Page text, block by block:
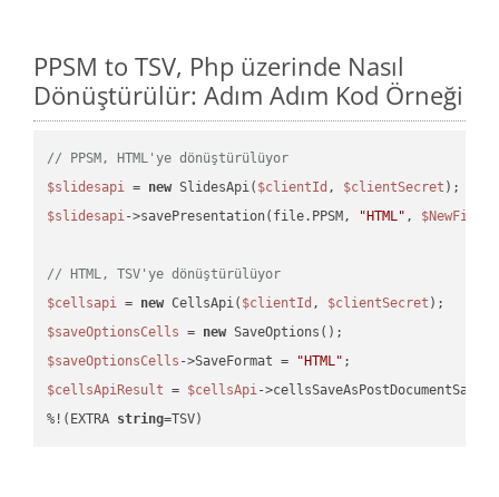
PPSM to TSV, Php üzerinde Nasıl
Dönüştürülür: Adım Adım Kod Örneği
// PPSM, HTML'ye dönüştürülüyor
$slidesapi = new SlidesApi( $clientId , $clientSecret
$slidesapi->savePresentation(file.PPSM, "HTML" , $NewFile
// HTML, TSV'ye dönüştürülüyor
$cellsapi = new CellsApi( $clientId , $clientSecret
$saveOptionsCells = new
$saveOptionsCells ->SaveFormat = "HTML"
$cellsApiResult = $cellsApi-
%!(EXTRA string=TSV)